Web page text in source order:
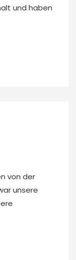
und haben
von der
unsere